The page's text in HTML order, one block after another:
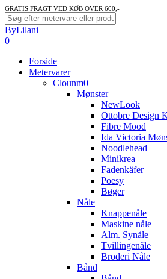
Skip
to
main
content
GRATIS FRAGT VED KØB OVER 600,-
Close
Search
ByLilani
search
account
0
Forside
Metervarer
Clounm0
Mønster
NewLook
Ottobre Design
Fibre Mood
Ida Victoria
Noodlehead
Minikrea
Fadenkäfer
Poesy
Bøger
Nåle
Knappenåle
Maskine nåle
Alm. Synåle
Tvillingenåle
Broderi Nåle
Bånd